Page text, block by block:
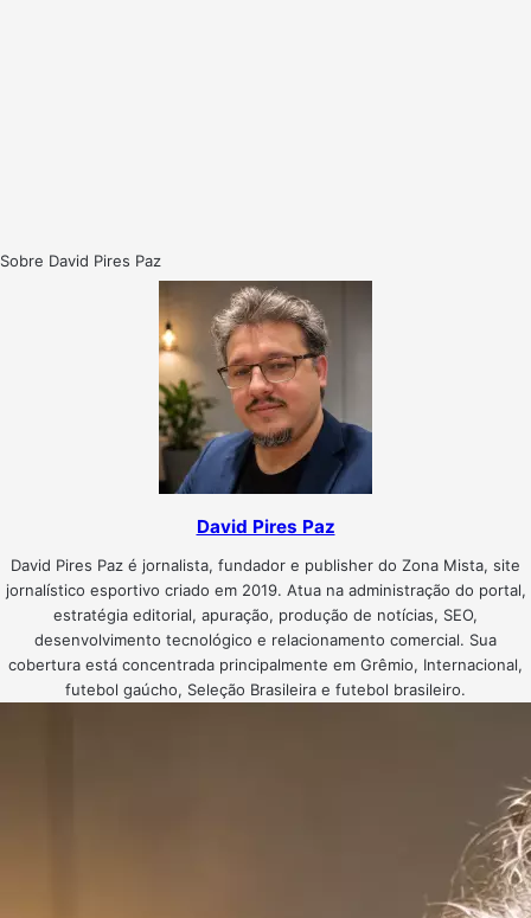
Sobre David Pires Paz
David Pires Paz
David Pires Paz é jornalista, fundador e publisher do Zona Mista, site
jornalístico esportivo criado em 2019. Atua na administração do portal,
estratégia editorial, apuração, produção de notícias, SEO,
desenvolvimento tecnológico e relacionamento comercial. Sua
cobertura está concentrada principalmente em Grêmio, Internacional,
futebol gaúcho, Seleção Brasileira e futebol brasileiro.